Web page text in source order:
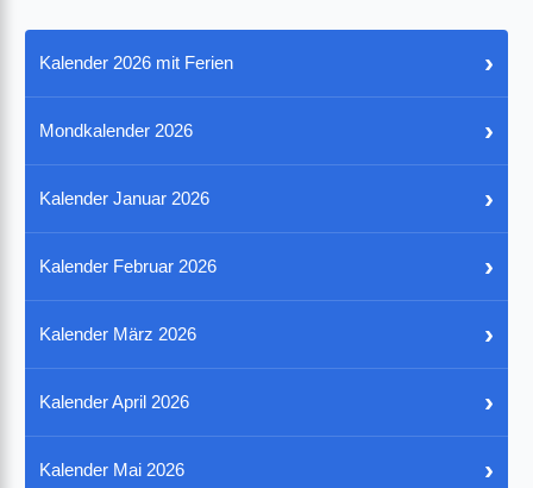
Kalender 2026 mit Ferien ›
Mondkalender 2026 ›
Kalender Januar 2026 ›
Kalender Februar 2026 ›
Kalender März 2026 ›
Kalender April 2026 ›
Kalender Mai 2026 ›